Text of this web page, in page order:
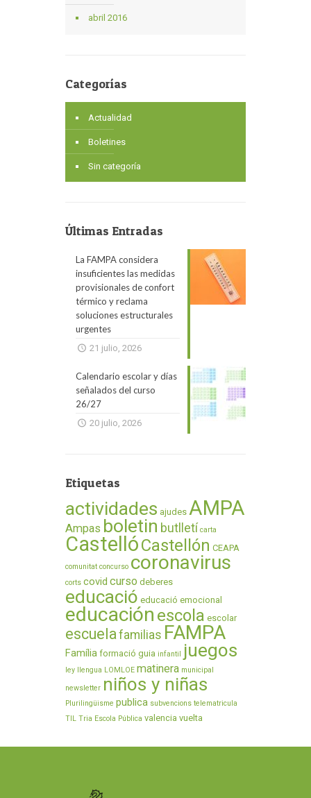
abril 2016
Categorías
Actualidad
Boletines
Sin categoría
Últimas Entradas
La FAMPA considera
insuficientes las medidas
provisionales de confort
térmico y reclama
soluciones estructurales
urgentes
21 julio, 2026
Calendario escolar y días
señalados del curso
26/27
20 julio, 2026
Etiquetas
actividades ajudes AMPA
Ampas boletin butlletí carta
CastellóCastellón CEAPA
comunitat concurso coronavirus
corts covid curso deberes
educació educació emocional
educación escola escolar
escuela familias FAMPA
Família formació guia infantil juegos
ley llengua LOMLOE matinera municipal
newsletter niños y niñas
Plurilingüisme publica subvencions telematricula
TIL Tria Escola Pública valencia vuelta